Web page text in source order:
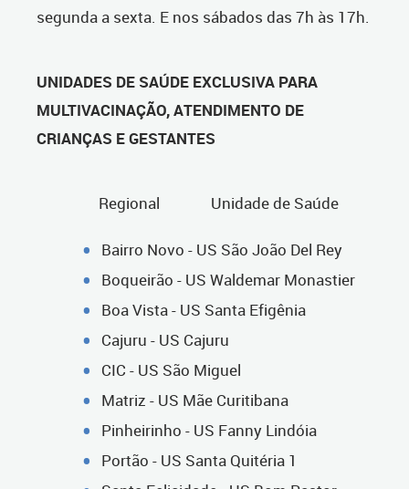
segunda a sexta. E nos sábados das 7h às 17h.
UNIDADES DE SAÚDE EXCLUSIVA PARA
MULTIVACINAÇÃO, ATENDIMENTO DE
CRIANÇAS E GESTANTES
Regional Unidade de Saúde
Bairro Novo - US São João Del Rey
Boqueirão - US Waldemar Monastier
Boa Vista - US Santa Efigênia
Cajuru - US Cajuru
CIC - US São Miguel
Matriz - US Mãe Curitibana
Pinheirinho - US Fanny Lindóia
Portão - US Santa Quitéria 1